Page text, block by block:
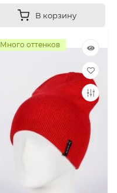
В корзину
Много оттенков